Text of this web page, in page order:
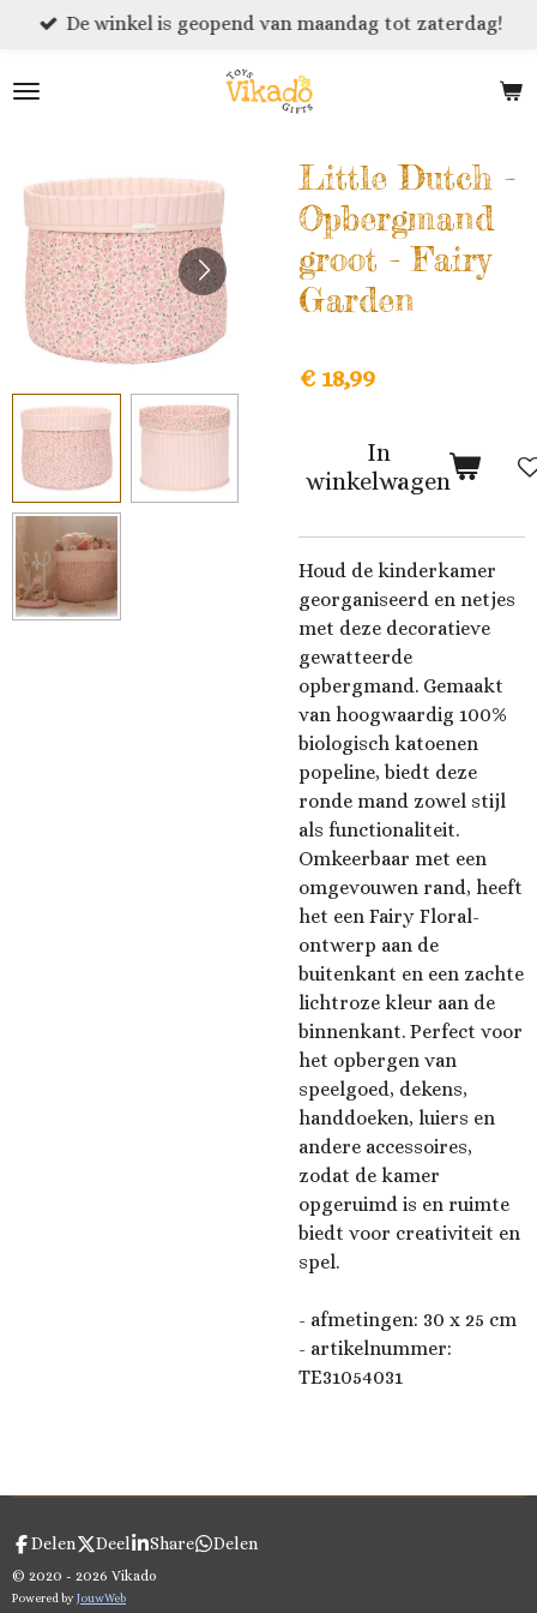
naar
De winkel is geopend van maandag tot zaterdag!
Little Dutch -
Opbergmand
groot - Fairy
Garden
€ 18,99
In
winkelwagen
Houd de kinderkamer
georganiseerd en netjes
met deze decoratieve
gewatteerde
opbergmand. Gemaakt
van hoogwaardig 100%
biologisch katoenen
popeline, biedt deze
ronde mand zowel stijl
als functionaliteit.
Omkeerbaar met een
omgevouwen rand, heeft
het een Fairy Floral-
ontwerp aan de
buitenkant en een zachte
lichtroze kleur aan de
binnenkant. Perfect voor
het opbergen van
speelgoed, dekens,
handdoeken, luiers en
andere accessoires,
zodat de kamer
opgeruimd is en ruimte
biedt voor creativiteit en
spel.
- afmetingen: 30 x 25 cm
- artikelnummer:
TE31054031
Delen Deel Share Delen
© 2020 - 2026 Vikado
Powered byJouwWeb